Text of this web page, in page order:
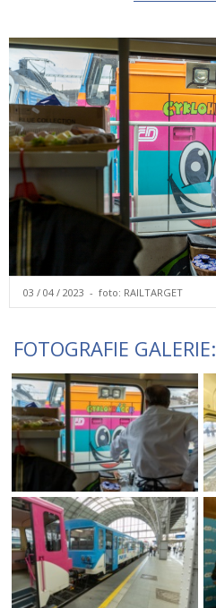
03 / 04 / 2023 - foto: RAILTARGET
FOTOGRAFIE GALERIE: